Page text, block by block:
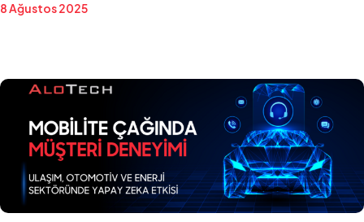
8 Ağustos 2025